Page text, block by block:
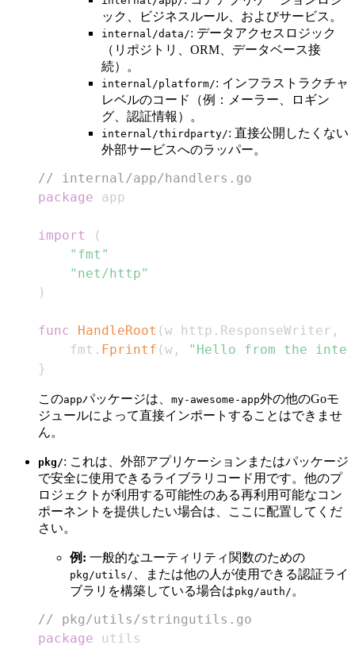
ック、ビジネスルール、およびサービス。
internal/data/: データアクセスロジック
（リポジトリ、ORM、データベース接
続）。
internal/platform/: インフラストラクチャ
レベルのコード（例：メーラー、ロギン
グ、認証情報）。
internal/thirdparty/: 直接公開したくない
外部サービスへのラッパー。
// internal/app/handlers.go
package
import
(
"fmt"
"net/http"
)
func HandleRoot (w http . ResponseWriter ,
    fmt
. Fprintf (w ,
"Hello from the
}
このappパッケージは、 my-awesome-app外の他のGoモ
ジュールによって直接インポートすることはできませ
ん。
pkg/: これは、外部アプリケーションまたはパッケージ
で安全に使用できるライブラリコード用です。他のプ
ロジェクトが利用する可能性のある再利用可能なコン
ポーネントを提供したい場合は、ここに配置してくだ
さい。
例: 一般的なユーティリティ関数のための
pkg/utils/
、または他の人が使用できる認証ライ
ブラリを構築している場合はpkg/auth/ 。
// pkg/utils/stringutils.go
package